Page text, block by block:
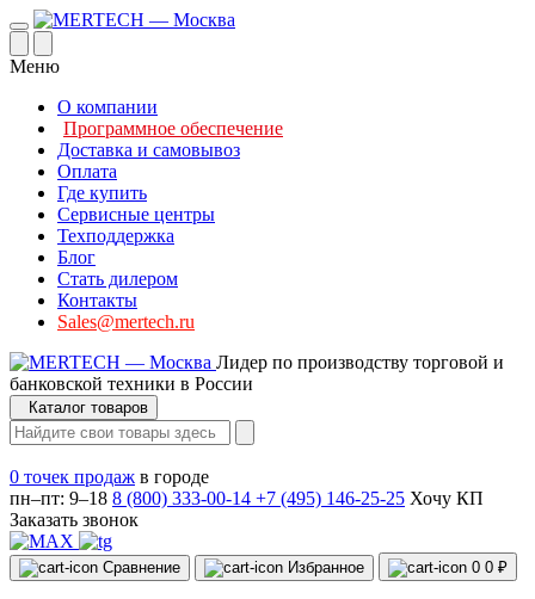
Меню
О компании
Программное обеспечение
Доставка и самовывоз
Оплата
Где купить
Сервисные центры
Техподдержка
Блог
Стать дилером
Контакты
Sales@mertech.ru
Лидер по производству торговой и
банковской техники в России
Каталог товаров
0 точек продаж в городе
пн–пт: 9–18 8 (800) 333-00-14 +7 (495) 146-25-25 Хочу КП
Заказать звонок
Сравнение Избранное 0 0 ₽